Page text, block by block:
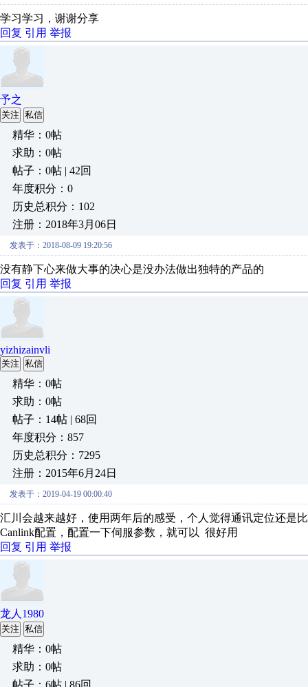
学习学习，谢谢分享
回复 引用 举报
予之
关注 私信
精华：0帖
求助：0帖
帖子：0帖 | 42回
年度积分：0
历史总积分：102
注册：2018年3月06日
发表于：2018-08-09 19:20:56
没有静下心来做大事的决心是没办法做出独特的产品的
回复 引用 举报
yizhizainvli
关注 私信
精华：0帖
求助：0帖
帖子：14帖 | 68回
年度积分：857
历史总积分：7295
注册：2015年6月24日
发表于：2019-04-19 00:00:40
汇川会越来越好，使用两年后的感受，个人觉得通讯定位还是
Canlink配置，配置一下伺服参数，就可以 很好用
回复 引用 举报
龙人1980
关注 私信
精华：0帖
求助：0帖
帖子：6帖 | 86回